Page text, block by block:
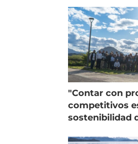
"Contar con
competitivos
sostenibilidad